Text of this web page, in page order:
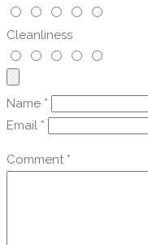
Cleanliness
Name *
Email *
Comment *